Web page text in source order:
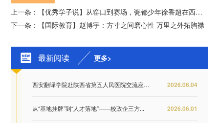
上一条：【优秀学子说】从窑口到赛场，瓷都少年徐香超在西译烧出了好瓷
下一条：【国际教育】赵博宇：方寸之间磨心性 万里之外拓胸襟
最新阅读 更多>
2026.06.04
西安翻译学院赴陕西省第五人民医院交流座谈 推...
2026.06.01
从“基地挂牌”到“人才落地”——校政企三方...